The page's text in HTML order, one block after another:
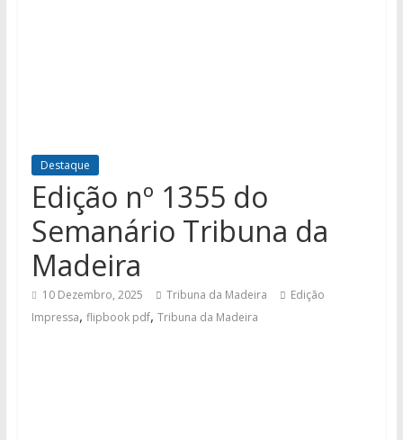
Destaque
Edição nº 1355 do
Semanário Tribuna da
Madeira
10 Dezembro, 2025 Tribuna da Madeira
Edição
Impressa, flipbook pdf, Tribuna da Madeira